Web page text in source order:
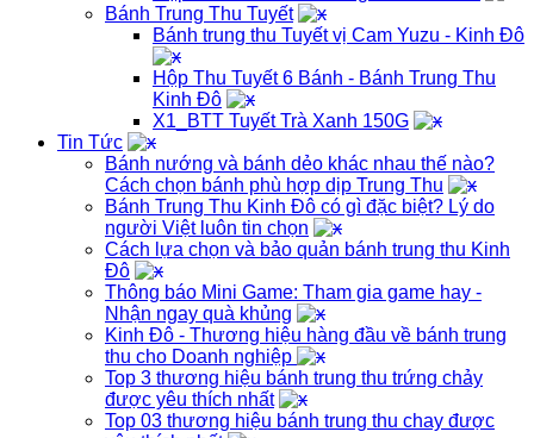
Bánh Trung Thu Tuyết
Bánh trung thu Tuyết vị Cam Yuzu - Kinh Đô
Hộp Thu Tuyết 6 Bánh - Bánh Trung Thu
Kinh Đô
X1_BTT Tuyết Trà Xanh 150G
Tin Tức
Bánh nướng và bánh dẻo khác nhau thế nào?
Cách chọn bánh phù hợp dịp Trung Thu
Bánh Trung Thu Kinh Đô có gì đặc biệt? Lý do
người Việt luôn tin chọn
Cách lựa chọn và bảo quản bánh trung thu Kinh
Đô
Thông báo Mini Game: Tham gia game hay -
Nhận ngay quà khủng
Kinh Đô - Thương hiệu hàng đầu về bánh trung
thu cho Doanh nghiệp
Top 3 thương hiệu bánh trung thu trứng chảy
được yêu thích nhất
Top 03 thương hiệu bánh trung thu chay được